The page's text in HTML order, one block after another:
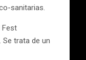
sanitarias.
Fest
trata de un